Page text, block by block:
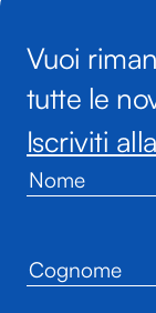
Vuoi
tutte le
Iscriviti